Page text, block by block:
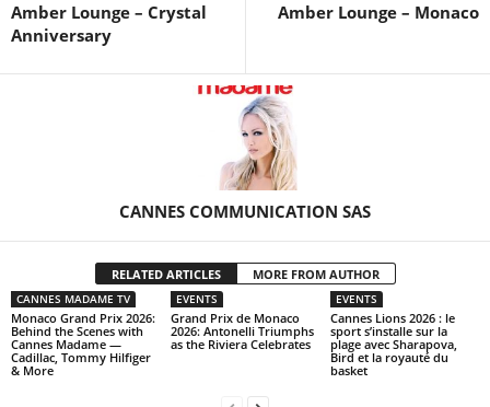
Amber Lounge – Crystal
Anniversary
Amber Lounge – Monaco
CANNES COMMUNICATION SAS
RELATED ARTICLES MORE FROM AUTHOR
CANNES MADAME TV
Monaco Grand Prix 2026:
Behind the Scenes with
Cannes Madame —
Cadillac, Tommy Hilfiger
& More
EVENTS
Grand Prix de Monaco
2026: Antonelli Triumphs
as the Riviera Celebrates
EVENTS
Cannes Lions 2026 : le
sport s’installe sur la
plage avec Sharapova,
Bird et la royauté du
basket